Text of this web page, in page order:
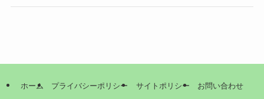
ホーム プライバシーポリシー サイトポリシー お問い合わせ